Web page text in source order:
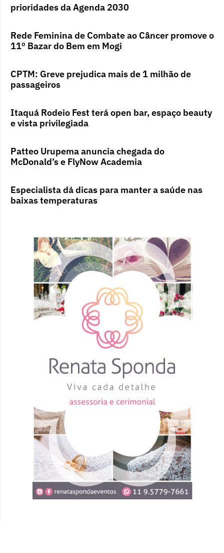
prioridades da Agenda 2030
Rede Feminina de Combate ao Câncer promove o
11º Bazar do Bem em Mogi
CPTM: Greve prejudica mais de 1 milhão de
passageiros
Itaquá Rodeio Fest terá open bar, espaço beauty
e vista privilegiada
Patteo Urupema anuncia chegada do
McDonald’s e FlyNow Academia
Especialista dá dicas para manter a saúde nas
baixas temperaturas